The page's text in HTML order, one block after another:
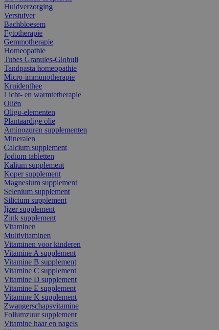
Huidverzorging
Verstuiver
Bachbloesem
Fytotherapie
Gemmotherapie
Homeopathie
Tubes Granules-Globuli
Tandpasta homeopathie
Micro-immunotherapie
Kruidenthee
Licht- en warmtetherapie
Oliën
Oligo-elementen
Plantaardige olie
Aminozuren supplementen
Mineralen
Calcium supplement
Jodium tabletten
Kalium supplement
Koper supplement
Magnesium supplement
Selenium supplement
Silicium supplement
Ijzer supplement
Zink supplement
Vitaminen
Multivitaminen
Vitaminen voor kinderen
Vitamine A supplement
Vitamine B supplement
Vitamine C supplement
Vitamine D supplement
Vitamine E supplement
Vitamine K supplement
Zwangerschapsvitamine
Foliumzuur supplement
Vitamine haar en nagels